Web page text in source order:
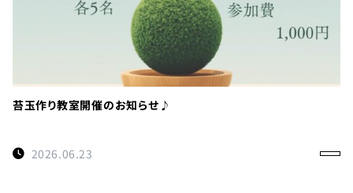
苔玉作り教室開催のお知らせ♪
2026.06.23